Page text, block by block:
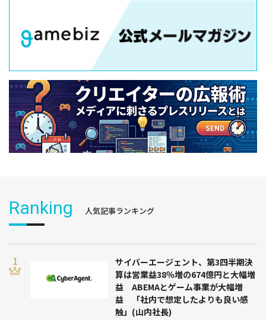
Ranking 人気記事ランキング
サイバーエージェント、第3四半期決
算は営業益38％増の674億円と大幅増
益 ABEMAとゲーム事業が大幅増
益 「社内で想定したよりも良い感
触」(山内社長)